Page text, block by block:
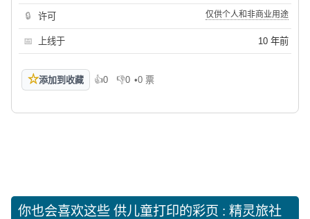
🔒 许可 仅供个人和非商业用途
📅 上线于 10 年前
☆添加到收藏 👍0
喜欢 👎0
不喜欢
•0 票
你也会喜欢这些 供儿童打印的彩页 : 精灵旅社